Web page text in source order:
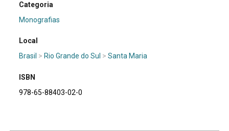
Categoria
Monografias
Local
Brasil > Rio Grande do Sul >Santa Maria
ISBN
978-65-88403-02-0